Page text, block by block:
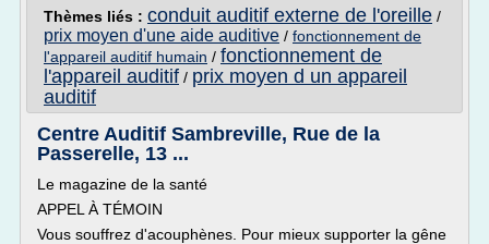
Thèmes liés : conduit auditif externe de l'oreille /
prix moyen d'une aide auditive / fonctionnement de
l'appareil auditif humain / fonctionnement de
l'appareil auditif / prix moyen d un appareil
auditif
Centre Auditif Sambreville, Rue de la
Passerelle, 13 ...
Le magazine de la santé
APPEL À TÉMOIN
Vous souffrez d'acouphènes. Pour mieux supporter la gêne